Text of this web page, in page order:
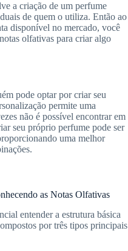
a criação de um perfume
de quem o utiliza. Então ao
disponível no mercado, você
olfativas para criar algo
pode optar por criar seu
permite uma
não é possível encontrar em
seu próprio perfume pode ser
uma melhor
as Notas Olfativas
entender a estrutura básica
por três tipos principais